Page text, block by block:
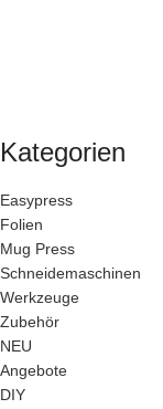
Kategorien
Easypress
Folien
Mug Press
Schneidemaschinen
Werkzeuge
Zubehör
NEU
Angebote
DIY